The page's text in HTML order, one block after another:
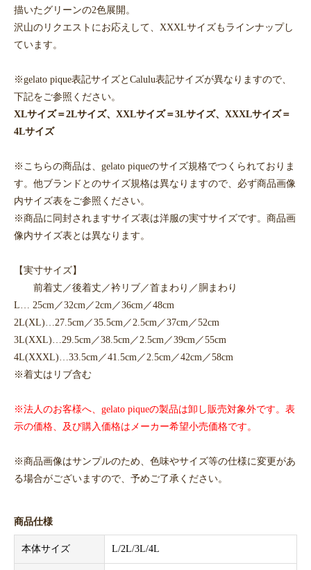
描いたグリーンの2色展開。
沢山のリクエストにお応えして、XXXLサイズもラインナップし
ています。
※gelato pique表記サイズとCalulu表記サイズが異なりますので、
下記をご参照ください。
XLサイズ＝2Lサイズ、XXLサイズ＝3Lサイズ、XXXLサイズ＝
4Lサイズ
※こちらの商品は、gelato piqueのサイズ規格でつくられておりま
す。他ブランドとのサイズ規格は異なりますので、必ず商品画像
内サイズ表をご参照ください。
※商品に同封されますサイズ表は洋服の実寸サイズです。商品画
像内サイズ表とは異なります。
【実寸サイズ】
前着丈／後着丈／衿リブ／首まわり／胴まわり
L… 25cm／32cm／2cm／36cm／48cm
2L(XL)…27.5cm／35.5cm／2.5cm／37cm／52cm
3L(XXL)…29.5cm／38.5cm／2.5cm／39cm／55cm
4L(XXXL)…33.5cm／41.5cm／2.5cm／42cm／58cm
※着丈はリブ含む
※法人のお客様へ、gelato piqueの製品は卸し販売対象外です。表
示の価格、及び購入価格はメーカー希望小売価格です。
※商品画像はサンプルのため、色味やサイズ等の仕様に変更があ
る場合がございますので、予めご了承ください。
商品仕様
本体サイズ L/2L/3L/4L